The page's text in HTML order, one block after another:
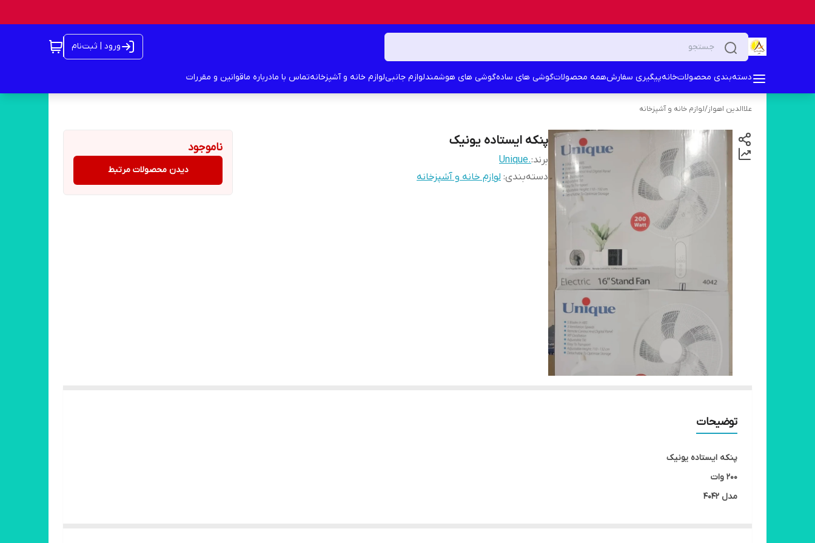
ورود | ثبت‌نام
دسته‌بندی محصولاتخانهپیگیری سفارشهمه محصولاتگوشی های سادهگوشی های هوشمندلوازم جانبیلوازم خانه و آشپزخانهتماس با مادرباره ماقوانین و مقررات
علاالدین اهواز/لوازم خانه و آشپزخانه
پنکه ایستاده یونیک
برند:.Unique
دسته‌بندی: لوازم خانه و آشپزخانه
ناموجود
دیدن محصولات مرتبط
توضیحات
پنکه ایستاده یونیک
200 وات
مدل 4042